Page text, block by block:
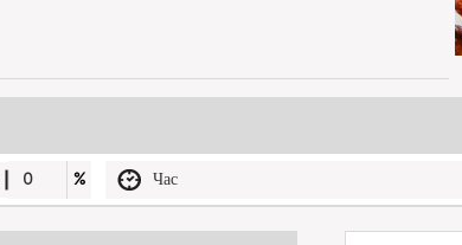
0 % Час